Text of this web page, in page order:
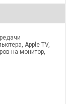
Apple TV,
на монитор,